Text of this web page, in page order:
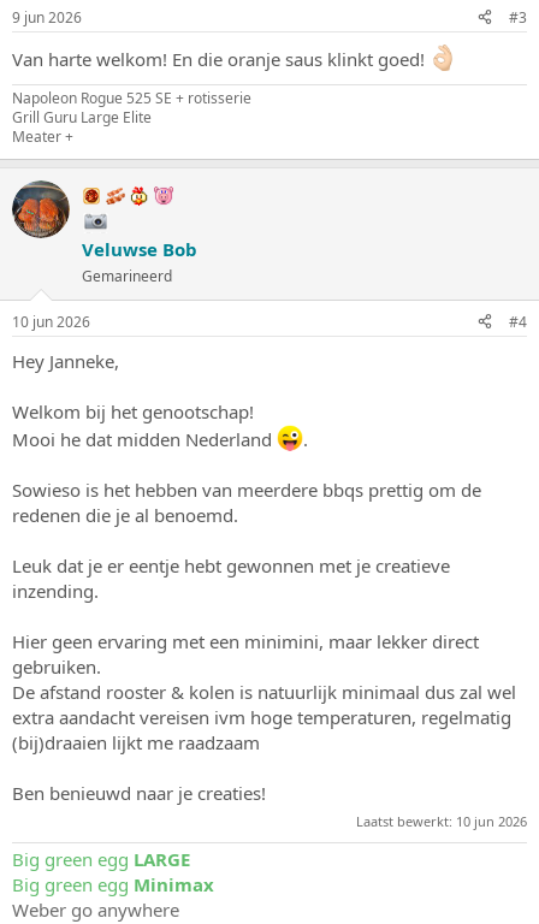
9 jun 2026 #3
Van harte welkom! En die oranje saus klinkt goed!
Napoleon Rogue 525 SE + rotisserie
Grill Guru Large Elite
Meater +
Veluwse Bob
Gemarineerd
10 jun 2026 #4
Hey Janneke,
Welkom bij het genootschap!
Mooi he dat midden Nederland
.
Sowieso is het hebben van meerdere bbqs prettig om de
redenen die je al benoemd.
Leuk dat je er eentje hebt gewonnen met je creatieve
inzending.
Hier geen ervaring met een minimini, maar lekker direct
gebruiken.
De afstand rooster & kolen is natuurlijk minimaal dus zal wel
extra aandacht vereisen ivm hoge temperaturen, regelmatig
(bij)draaien lijkt me raadzaam
Ben benieuwd naar je creaties!
Laatst bewerkt: 10 jun 2026
Big green egg LARGE
Big green egg Minimax
Weber go anywhere